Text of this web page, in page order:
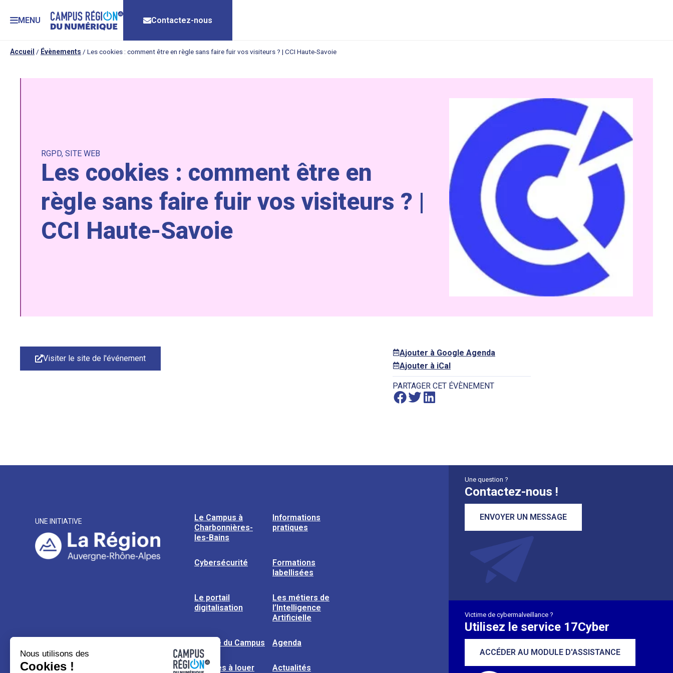
MENU Contactez-nous
Accueil / Évènements / Les cookies : comment être en règle sans faire fuir vos visiteurs ? | CCI Haute-Savoie
RGPD, SITE WEB
Les cookies : comment être en
règle sans faire fuir vos visiteurs ? |
CCI Haute-Savoie
Visiter le site de l'événement
Ajouter à Google Agenda
Ajouter à iCal
PARTAGER CET ÉVÈNEMENT
UNE INITIATIVE
Le Campus à
Charbonnières-
les-Bains
Informations
pratiques
Cybersécurité
Formations
labellisées
Le portail
digitalisation
Les métiers de
l’Intelligence
Artificielle
L’usine du Campus Agenda
Espaces à louer Actualités
Une question ?
Contactez-nous !
ENVOYER UN MESSAGE
Victime de cybermalveillance ?
Utilisez le service 17Cyber
ACCÉDER AU MODULE D'ASSISTANCE
Nous utilisons des
Cookies !